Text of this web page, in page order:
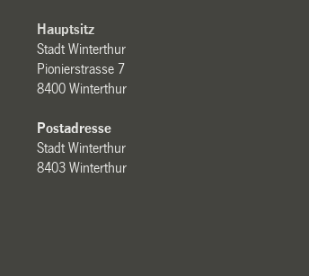
Hauptsitz
Stadt Winterthur
Pionierstrasse 7
8400 Winterthur
Postadresse
Stadt Winterthur
8403 Winterthur